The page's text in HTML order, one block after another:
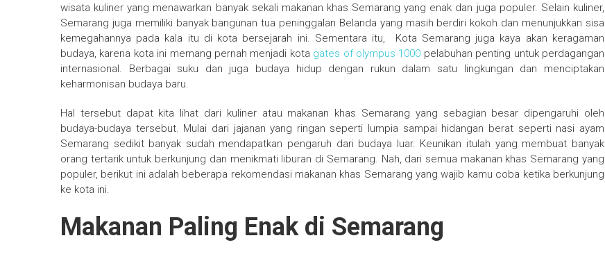
wisata kuliner yang menawarkan banyak sekali makanan khas Semarang yang enak dan juga populer. Selain kuliner,
Semarang juga memiliki banyak bangunan tua peninggalan Belanda yang masih berdiri kokoh dan menunjukkan sisa
kemegahannya pada kala itu di kota bersejarah ini. Sementara itu, Kota Semarang juga kaya akan keragaman
budaya, karena kota ini memang pernah menjadi kota gates of olympus 1000 pelabuhan penting untuk perdagangan
internasional. Berbagai suku dan juga budaya hidup dengan rukun dalam satu lingkungan dan menciptakan
keharmonisan budaya baru.
Hal tersebut dapat kita lihat dari kuliner atau makanan khas Semarang yang sebagian besar dipengaruhi oleh
budaya-budaya tersebut. Mulai dari jajanan yang ringan seperti lumpia sampai hidangan berat seperti nasi ayam
Semarang sedikit banyak sudah mendapatkan pengaruh dari budaya luar. Keunikan itulah yang membuat banyak
orang tertarik untuk berkunjung dan menikmati liburan di Semarang. Nah, dari semua makanan khas Semarang yang
populer, berikut ini adalah beberapa rekomendasi makanan khas Semarang yang wajib kamu coba ketika berkunjung
ke kota ini.
Makanan Paling Enak di Semarang